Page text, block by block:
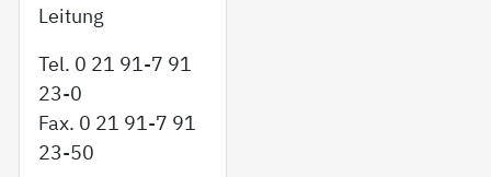
Leitung
Tel. 0 21 91-7 91
23-0
Fax. 0 21 91-7 91
23-50